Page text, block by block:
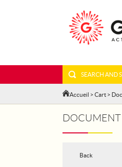
SEARCH AND
Accueil > Cart >
DOCUMENT
Back